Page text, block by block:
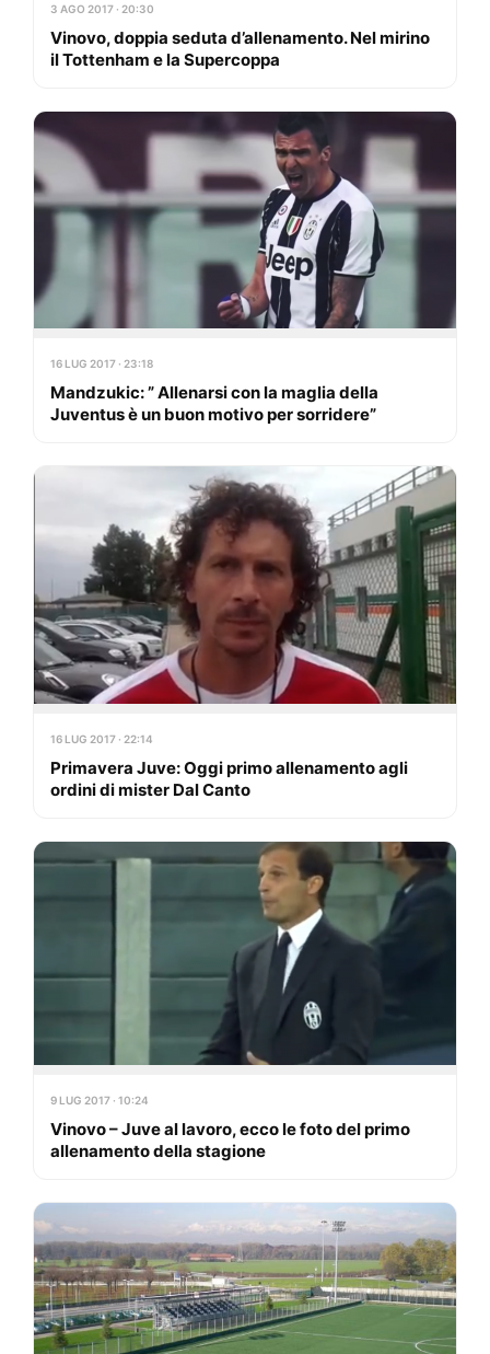
3 AGO 2017 · 20:30
Vinovo, doppia seduta d’allenamento. Nel mirino
il Tottenham e la Supercoppa
16 LUG 2017 · 23:18
Mandzukic: ” Allenarsi con la maglia della
Juventus è un buon motivo per sorridere”
16 LUG 2017 · 22:14
Primavera Juve: Oggi primo allenamento agli
ordini di mister Dal Canto
9 LUG 2017 · 10:24
Vinovo – Juve al lavoro, ecco le foto del primo
allenamento della stagione